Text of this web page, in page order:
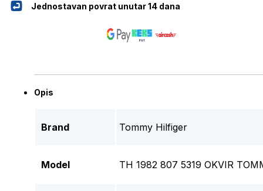
Jednostavan povrat unutar 14 dana
Opis
Brand Tommy Hilfiger
Model TH 1982 807 5319 OKVIR